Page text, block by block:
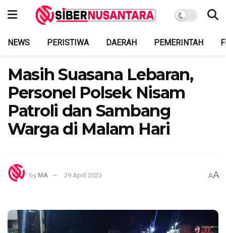
NEWS PERISTIWA DAERAH PEMERINTAH
Masih Suasana Lebaran,
Personel Polsek Nisam
Patroli dan Sambang
Warga di Malam Hari
by MA 29 April 2023 AA